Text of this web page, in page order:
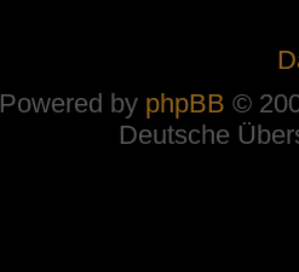
Powered by phpBB ©
Deutsche